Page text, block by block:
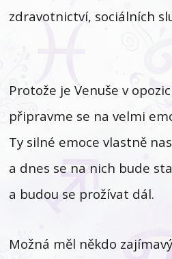
zdravotnictví, sociálních
Protože je Venuše v
připravme se na velmi
Ty silné emoce vlastně
a dnes se na nich bude
a budou se prožívat dál.
Možná měl někdo